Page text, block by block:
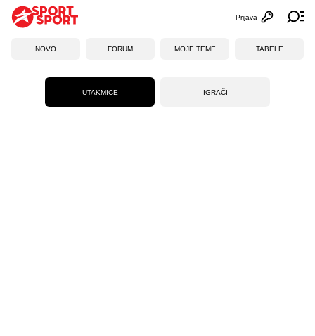
Otvori
Prijava
NOVO FORUM MOJE TEME TABELE
UTAKMICE IGRAČI